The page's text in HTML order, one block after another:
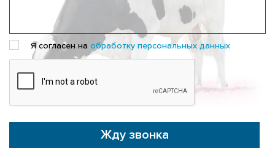
Я согласен на обработку персональных данных
Жду звонка